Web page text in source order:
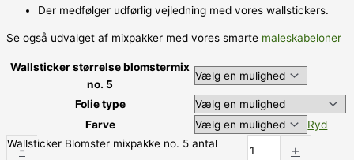
Der medfølger udførlig vejledning med vores wallstickers.
Se også udvalget af mixpakker med vores smarte maleskabeloner
Wallsticker størrelse blomstermix
no. 5
Folie type
Farve
Ryd
-
Wallsticker Blomster mixpakke no. 5 antal +